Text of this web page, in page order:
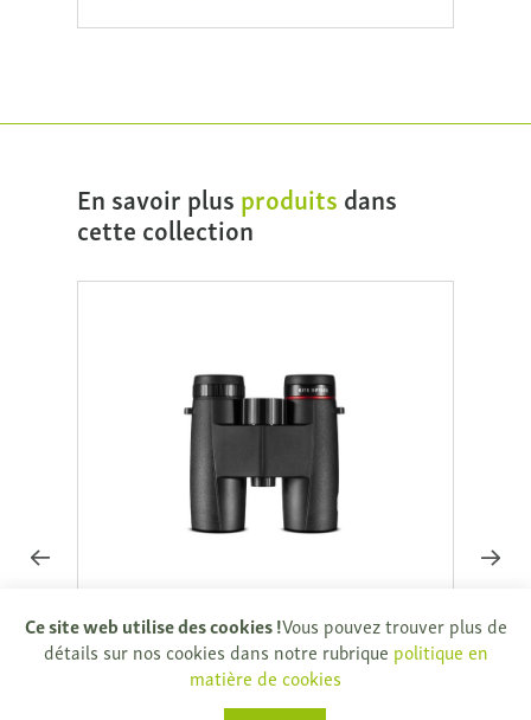
En savoir plus produits dans
cette collection
Kite Ursus 8x32
€ 270,00 € 243,00
Kite
€
Ce site web utilise des cookies !Vous pouvez trouver plus de
détails sur nos cookies dans notre rubrique politique en
matière de cookies